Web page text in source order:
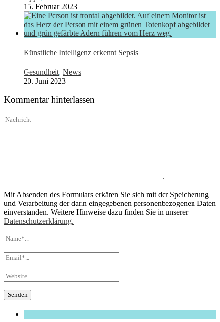
15. Februar 2023
Künstliche Intelligenz erkennt Sepsis
Gesundheit, News
20. Juni 2023
Kommentar hinterlassen
Mit Absenden des Formulars erkären Sie sich mit der Speicherung
und Verarbeitung der darin eingegebenen personenbezogenen Daten
einverstanden. Weitere Hinweise dazu finden Sie in unserer
Datenschutzerklärung.